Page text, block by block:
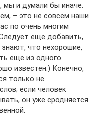
мы и думали бы иначе.
– это не совсем наши
по очень многим
еще добавить,
что нехорошие,
еще из одного
известен.) Конечно,
только не
если человек
он уже сродняется